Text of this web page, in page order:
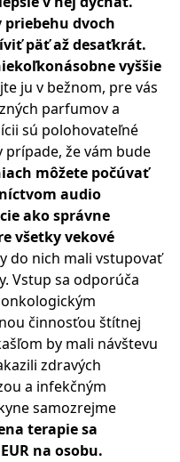
dvoch
päť až desaťkrát.
vyššie
ju v bežnom, pre vás
parfumov a
sú polohovateľné
že vám bude
môžete počúvať
audio
ako správne
všetky vekové
do nich mali vstupovať
Vstup sa odporúča
činnosťou štítnej
by mali návštevu
zdravých
a infekčným
samozrejme
terapie sa
na osobu.